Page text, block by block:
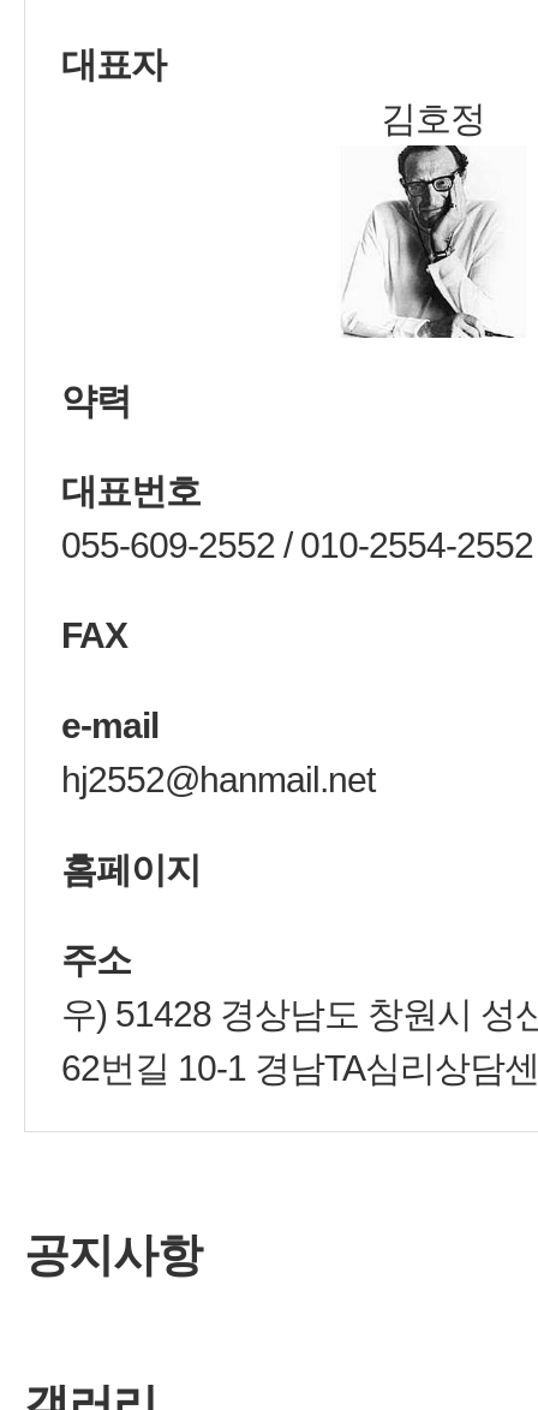
대표자
김호정
약력
대표번호
055-609-2552 / 010-2554-2552
FAX
e-mail
hj2552@hanmail.net
홈페이지
주소
우) 51428 경상남도 창원시 성
62번길 10-1 경남TA심리상담
공지사항